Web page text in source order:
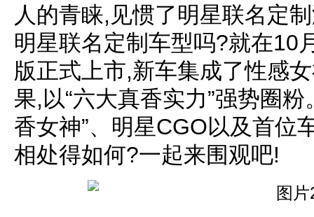
人的青睐,见惯了明星联名定
明星联名定制车型吗?就在10
版正式上市,新车集成了性感
果,以“六大真香实力”强势圈
香女神”、明星CGO以及首位
相处得如何?一起来围观吧!